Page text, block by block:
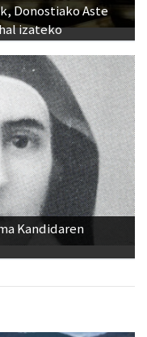
Donostiako Aste
izateko
Kandidaren